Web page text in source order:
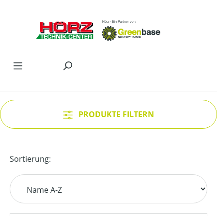
PRODUKTE FILTERN
Sortierung: